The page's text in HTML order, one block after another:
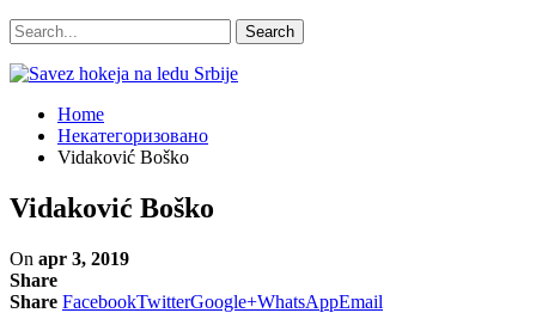
Home
Некатегоризовано
Vidaković Boško
Vidaković Boško
On apr 3, 2019
Share
Share FacebookTwitterGoogle+WhatsAppEmail